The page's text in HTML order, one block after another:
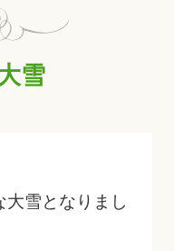
雪
雪となりまし